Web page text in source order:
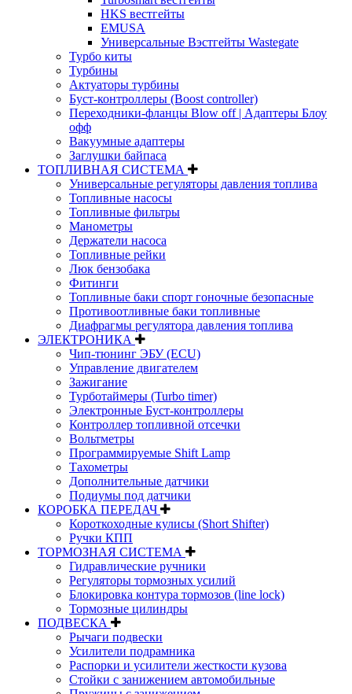
HKS вестгейты
EMUSA
Универсальные Вэстгейты Wastegate
Турбо киты
Турбины
Актуаторы турбины
Буст-контроллеры (Boost controller)
Переходники-фланцы Blow off | Адаптеры Блоу
офф
Вакуумные адаптеры
Заглушки байпаса
ТОПЛИВНАЯ СИСТЕМА
Универсальные регуляторы давления топлива
Топливные насосы
Топливные фильтры
Манометры
Держатели насоса
Топливные рейки
Люк бензобака
Фитинги
Топливные баки спорт гоночные безопасные
Противоотливные баки топливные
Диафрагмы регулятора давления топлива
ЭЛЕКТРОНИКА
Чип-тюнинг ЭБУ (ECU)
Управление двигателем
Зажигание
Турботаймеры (Turbo timer)
Электронные Буст-контроллеры
Контроллер топливной отсечки
Вольтметры
Программируемые Shift Lamp
Тахометры
Дополнительные датчики
Подиумы под датчики
КОРОБКА ПЕРЕДАЧ
Короткоходные кулисы (Short Shifter)
Ручки КПП
ТОРМОЗНАЯ СИСТЕМА
Гидравлические ручники
Регуляторы тормозных усилий
Блокировка контура тормозов (line lock)
Тормозные цилиндры
ПОДВЕСКА
Рычаги подвески
Усилители подрамника
Распорки и усилители жесткости кузова
Стойки с занижением автомобильные